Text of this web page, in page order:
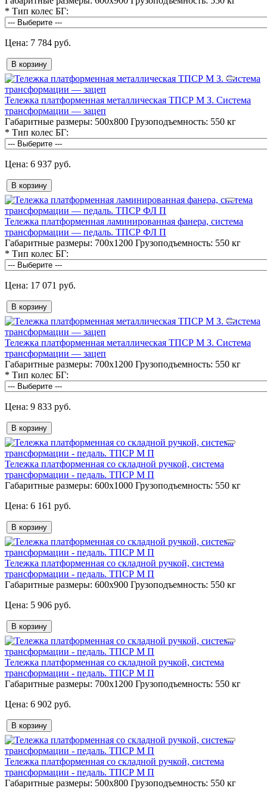
* Тип колес БГ:
7 784 руб.
В корзину
Тележка платформенная металлическая ТПСР М З. Система
трансформации — зацеп
Габаритные размеры: 500х800 Грузоподъемность: 550 кг
* Тип колес БГ:
6 937 руб.
В корзину
Тележка платформенная ламинированная фанера, система
трансформации — педаль. ТПСР ФЛ П
Габаритные размеры: 700х1200 Грузоподъемность: 550 кг
* Тип колес БГ:
17 071 руб.
В корзину
Тележка платформенная металлическая ТПСР М З. Система
трансформации — зацеп
Габаритные размеры: 700х1200 Грузоподъемность: 550 кг
* Тип колес БГ:
9 833 руб.
В корзину
Тележка платформенная со складной ручкой, система
трансформации - педаль. ТПСР М П
Габаритные размеры: 600х1000 Грузоподъемность: 550 кг
6 161 руб.
В корзину
Тележка платформенная со складной ручкой, система
трансформации - педаль. ТПСР М П
Габаритные размеры: 600х900 Грузоподъемность: 550 кг
5 906 руб.
В корзину
Тележка платформенная со складной ручкой, система
трансформации - педаль. ТПСР М П
Габаритные размеры: 700х1200 Грузоподъемность: 550 кг
6 902 руб.
В корзину
Тележка платформенная со складной ручкой, система
трансформации - педаль. ТПСР М П
Габаритные размеры: 500х800 Грузоподъемность: 550 кг